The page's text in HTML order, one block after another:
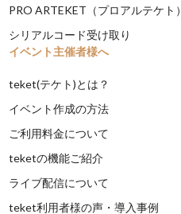
PRO ARTEKET（プロアルテケト）
シリアルコード受け取り
イベント主催者様へ
teket(テケト)とは？
イベント作成の方法
ご利用料金について
teketの機能ご紹介
ライブ配信について
teket利用者様の声・導入事例